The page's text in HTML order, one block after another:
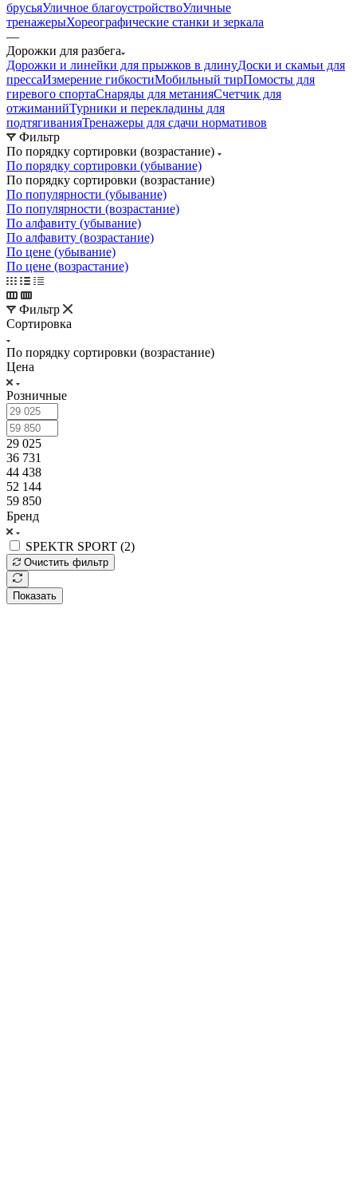
брусьяУличное благоустройствоУличные
тренажерыХореографические станки и зеркала
—
Дорожки для разбега
Дорожки и линейки для прыжков в длинуДоски и скамьи для
прессаИзмерение гибкостиМобильный тирПомосты для
гиревого спортаСнаряды для метанияСчетчик для
отжиманийТурники и перекладины для
подтягиванияТренажеры для сдачи нормативов
Фильтр
По порядку сортировки (возрастание)
По порядку сортировки (убывание)
По порядку сортировки (возрастание)
По популярности (убывание)
По популярности (возрастание)
По алфавиту (убывание)
По алфавиту (возрастание)
По цене (убывание)
По цене (возрастание)
Фильтр
Сортировка
По порядку сортировки (возрастание)
Цена
Розничные
29 025
36 731
44 438
52 144
59 850
Бренд
SPEKTR SPORT (2)
Очистить фильтр
Показать